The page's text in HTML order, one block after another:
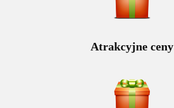
Atrakcyjne ceny